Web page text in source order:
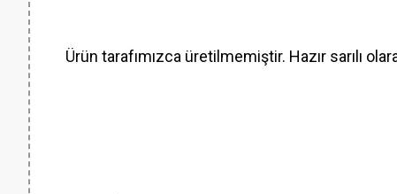
Ürün tarafımızca üretilmemiştir. Hazır sarılı